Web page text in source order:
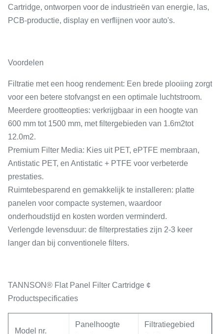
Cartridge, ontworpen voor de industrieën van energie, las,
PCB-productie, display en verflijnen voor auto's.
Voordelen
Filtratie met een hoog rendement: Een brede plooiing zorgt
voor een betere stofvangst en een optimale luchtstroom.
Meerdere grootteopties: verkrijgbaar in een hoogte van
600 mm tot 1500 mm, met filtergebieden van 1.6m2tot
12.0m2.
Premium Filter Media: Kies uit PET, ePTFE membraan,
Antistatic PET, en Antistatic + PTFE voor verbeterde
prestaties.
Ruimtebesparend en gemakkelijk te installeren: platte
panelen voor compacte systemen, waardoor
onderhoudstijd en kosten worden verminderd.
Verlengde levensduur: de filterprestaties zijn 2-3 keer
langer dan bij conventionele filters.
TANNSON® Flat Panel Filter Cartridge ¢
Productspecificaties
Model nr.
Panelhoogte
Filtratiegebied